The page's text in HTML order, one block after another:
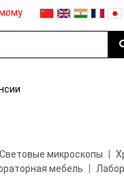
Световые микроскопы
мебель